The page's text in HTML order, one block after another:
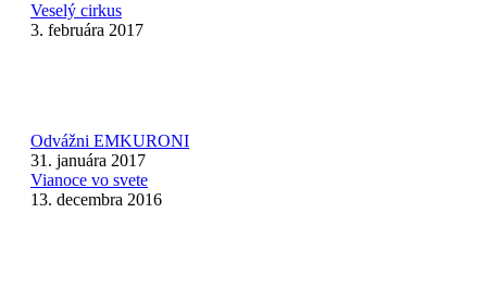
Veselý cirkus
3. februára 2017
Odvážni EMKURONI
31. januára 2017
Vianoce vo svete
13. decembra 2016